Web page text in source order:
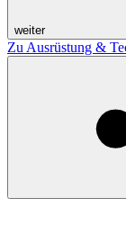
weiter
Zu Ausrüstung &